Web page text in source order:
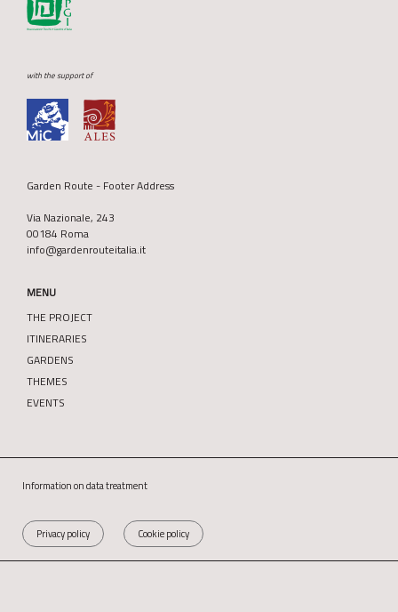
with the support of
Garden Route - Footer Address
Via Nazionale, 243
00184 Roma
info@gardenrouteitalia.it
MENU
THE PROJECT
ITINERARIES
GARDENS
THEMES
EVENTS
Information on data treatment
Privacy policy Cookie policy